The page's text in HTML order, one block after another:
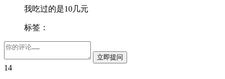
我吃过的是10几元
标签：
14